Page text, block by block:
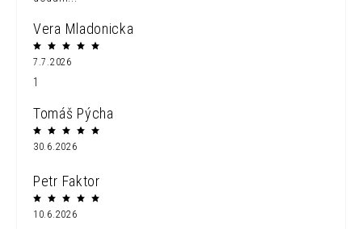
Vera Mladonicka
7.7.2026
1
Tomáš Pýcha
30.6.2026
Petr Faktor
10.6.2026